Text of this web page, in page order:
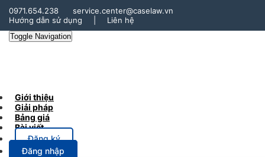
0971.654.238
service.center@caselaw.vn
Hướng dẫn sử dụng
Liên hệ
Toggle Navigation
Giới thiệu
Giải pháp
Bảng giá
Bài viết
Đăng ký
Đăng nhập